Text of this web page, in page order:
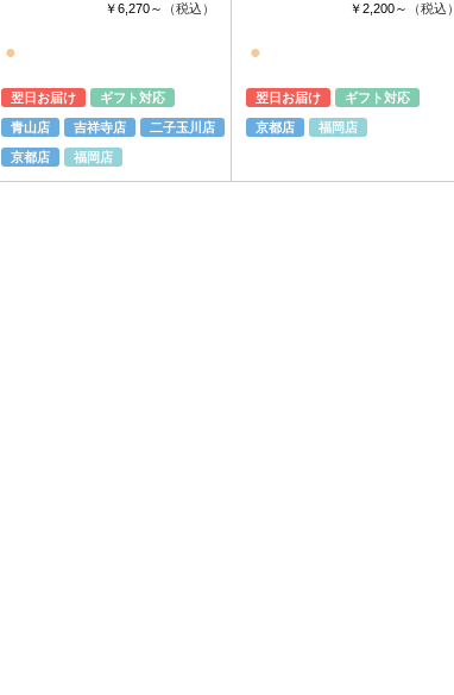
￥6,270～ （税込）
●
翌日お届け ギフト対応
青山店 吉祥寺店 二子玉川店
京都店 福岡店
￥2,200～ （税込）
●
翌日お届け ギフト対応
京都店 福岡店